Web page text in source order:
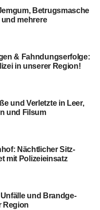
Betrugs­ma­sche
meh­re­re
& Fahn­dungs­er­fol­ge:
in unse­rer Region!
und Ver­letz­te in Leer,
und Filsum
Nächt­li­cher Sitz­
mit Polizeieinsatz
Unfäl­le und Brand­ge­
Region